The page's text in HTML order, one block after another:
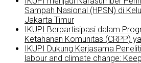
Sampah Nasional (HPSN) di
Jakarta Timur
IKUPI Berpartisipasi dalam
Ketahanan Komunitas (CRPP)
IKUPI Dukung Kerjasama
labour and climate change: